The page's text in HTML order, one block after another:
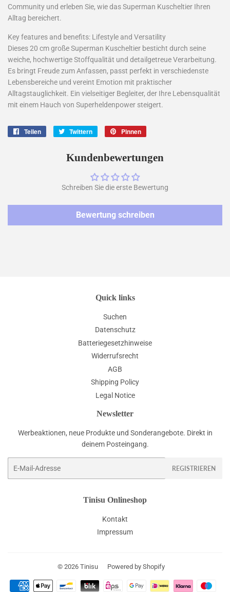
Community und erleben Sie, wie das Superman Kuscheltier Ihren
Alltag bereichert.
Key features and benefits: Lifestyle and Versatility
Dieses 20 cm große Superman Kuscheltier besticht durch seine
weiche, hochwertige Stoffqualität und detailgetreue Verarbeitung.
Es bringt Freude zum Anfassen, passt perfekt in verschiedenste
Lebensbereiche und vereint Emotion mit praktischer
Alltagstauglichkeit. Ein vielseitiger Begleiter, der Ihre Lebensqualität
mit einem Hauch von Superheldenpower steigert.
Teilen Twittern
twittern
Pinnen
pinnen
Kundenbewertungen
Schreiben Sie die erste Bewertung
Bewertung schreiben
Quick links
Suchen
Datenschutz
Batteriegesetzhinweise
Widerrufsrecht
AGB
Shipping Policy
Legal Notice
Newsletter
Werbeaktionen, neue Produkte und Sonderangebote. Direkt in
deinem Posteingang.
REGISTRIEREN
Tinisu Onlineshop
Kontakt
Impressum
© 2026 Tinisu Powered by Shopify
Zahlungsarten